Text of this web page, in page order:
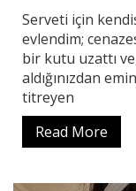
Serveti için
evlendim;
bir kutu uzattı
aldığınızdan
titreyen
Read More